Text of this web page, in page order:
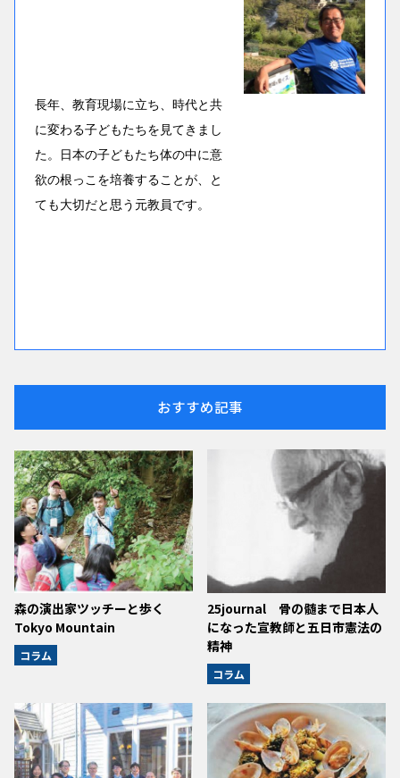
長年、教育現場に立ち、時代と共
に変わる子どもたちを見てきまし
た。日本の子どもたち体の中に意
欲の根っこを培養することが、と
ても大切だと思う元教員です。
おすすめ記事
森の演出家ツッチーと歩く
Tokyo Mountain
コラム
25journal 骨の髄まで日本人
になった宣教師と五日市憲法の
精神
コラム